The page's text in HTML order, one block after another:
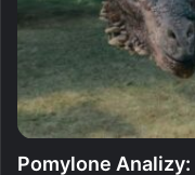
Pomylone